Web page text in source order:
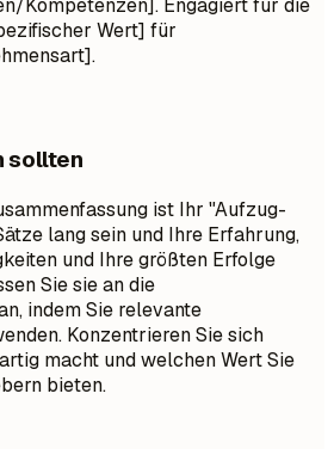
Kompetenzen]. Engagiert für die
Wert] für
sollten
ist Ihr "Aufzug-
lang sein und Ihre Erfahrung,
und Ihre größten Erfolge
Sie sie an die
indem Sie relevante
Konzentrieren Sie sich
macht und welchen Wert Sie
bieten.